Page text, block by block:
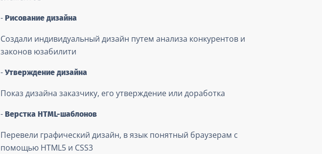
- Рисование дизайна
Создали индивидуальный дизайн путем анализа конкурентов и
законов юзабилити
- Утверждение дизайна
Показ дизайна заказчику, его утверждение или доработка
- Верстка HTML-шаблонов
Перевели графический дизайн, в язык понятный браузерам с
помощью HTML5 и CSS3